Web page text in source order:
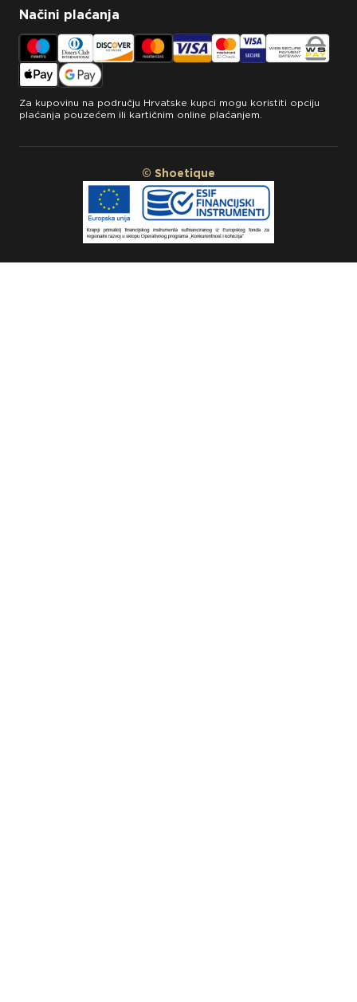
Načini plaćanja
Za kupovinu na području Hrvatske kupci mogu koristiti opciju
plaćanja pouzećem ili kartičnim online plaćanjem.
© Shoetique